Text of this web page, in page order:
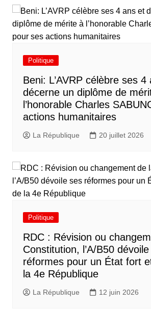
Politique
Beni: L’AVRP célèbre ses 4
décerne un diplôme de
l’honorable Charles
actions humanitaires
La République 20 juillet 2026
Politique
RDC : Révision ou
Constitution, l’A/B50
réformes pour un État fort
la 4e République
La République 12 juin 2026